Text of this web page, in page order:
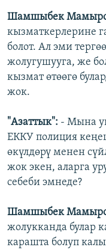
Шамшыбек
кызматкерлерине
болот. Ал эми
жолугушууга, же
кызмат өтөөгө
жок.
"Азаттык": - Мына
ЕККУ полиция
өкүлдөрү менен
жок экен, аларга
себеби эмнеде?
Шамшыбек
жолукканда булар
карашта болуп